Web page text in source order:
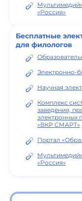
«Россия»
Бесплатные
для филологов
Электронно-
Научная
Комплекс
заведения,
электронных
«ВКР СМАРТ»
Портал
«Россия»